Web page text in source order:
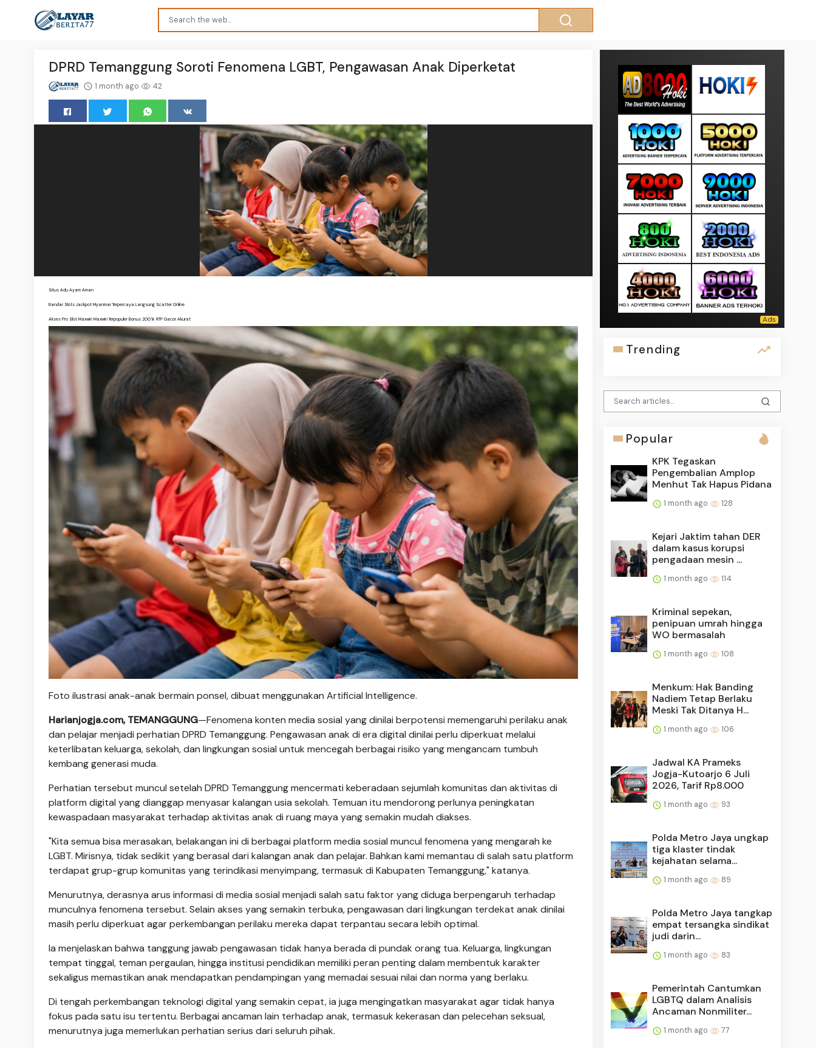
DPRD Temanggung Soroti Fenomena LGBT, Pengawasan Anak Diperketat
1 month ago 42
Situs Adu Ayam Aman
Bandar Slots Jackpot Myanmar Terpercaya Langsung Scatter Online
Akses Pro Slot Maxwin Maxwin Terpopuler Bonus 200% RTP Gacor Akurat
Foto ilustrasi anak-anak bermain ponsel, dibuat menggunakan Artificial Intelligence.
Harianjogja.com, TEMANGGUNG—Fenomena konten media sosial yang dinilai berpotensi memengaruhi perilaku anak
dan pelajar menjadi perhatian DPRD Temanggung. Pengawasan anak di era digital dinilai perlu diperkuat melalui
keterlibatan keluarga, sekolah, dan lingkungan sosial untuk mencegah berbagai risiko yang mengancam tumbuh
kembang generasi muda.
Perhatian tersebut muncul setelah DPRD Temanggung mencermati keberadaan sejumlah komunitas dan aktivitas di
platform digital yang dianggap menyasar kalangan usia sekolah. Temuan itu mendorong perlunya peningkatan
kewaspadaan masyarakat terhadap aktivitas anak di ruang maya yang semakin mudah diakses.
"Kita semua bisa merasakan, belakangan ini di berbagai platform media sosial muncul fenomena yang mengarah ke
LGBT. Mirisnya, tidak sedikit yang berasal dari kalangan anak dan pelajar. Bahkan kami memantau di salah satu platform
terdapat grup-grup komunitas yang terindikasi menyimpang, termasuk di Kabupaten Temanggung," katanya.
Menurutnya, derasnya arus informasi di media sosial menjadi salah satu faktor yang diduga berpengaruh terhadap
munculnya fenomena tersebut. Selain akses yang semakin terbuka, pengawasan dari lingkungan terdekat anak dinilai
masih perlu diperkuat agar perkembangan perilaku mereka dapat terpantau secara lebih optimal.
Ia menjelaskan bahwa tanggung jawab pengawasan tidak hanya berada di pundak orang tua. Keluarga, lingkungan
tempat tinggal, teman pergaulan, hingga institusi pendidikan memiliki peran penting dalam membentuk karakter
sekaligus memastikan anak mendapatkan pendampingan yang memadai sesuai nilai dan norma yang berlaku.
Di tengah perkembangan teknologi digital yang semakin cepat, ia juga mengingatkan masyarakat agar tidak hanya
fokus pada satu isu tertentu. Berbagai ancaman lain terhadap anak, termasuk kekerasan dan pelecehan seksual,
menurutnya juga memerlukan perhatian serius dari seluruh pihak.
Trending
Popular
KPK Tegaskan
Pengembalian Amplop
Menhut Tak Hapus Pidana
1 month ago 128
Kejari Jaktim tahan DER
dalam kasus korupsi
pengadaan mesin ...
1 month ago 114
Kriminal sepekan,
penipuan umrah hingga
WO bermasalah
1 month ago 108
Menkum: Hak Banding
Nadiem Tetap Berlaku
Meski Tak Ditanya H...
1 month ago 106
Jadwal KA Prameks
Jogja-Kutoarjo 6 Juli
2026, Tarif Rp8.000
1 month ago 93
Polda Metro Jaya ungkap
tiga klaster tindak
kejahatan selama...
1 month ago 89
Polda Metro Jaya tangkap
empat tersangka sindikat
judi darin...
1 month ago 83
Pemerintah Cantumkan
LGBTQ dalam Analisis
Ancaman Nonmiliter...
1 month ago 77